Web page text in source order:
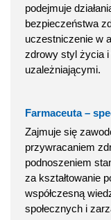
podejmuje
bezpieczeństwa
uczestniczenie w
zdrowy styl życia
uzależniającymi.
Farmaceuta –
Zajmuje się
przywracaniem
podnoszeniem
za kształtowanie
współczesną
społecznych i